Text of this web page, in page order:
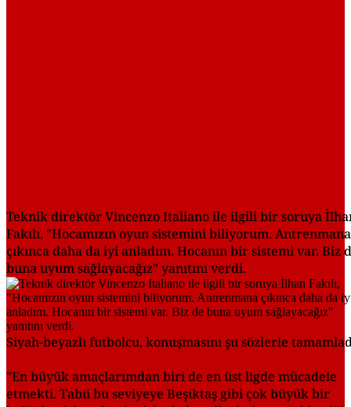
Teknik direktör Vincenzo Italiano ile ilgili bir soruya
Fakılı, "Hocamızın oyun sistemini biliyorum. Antrenmana
çıkınca daha da iyi anladım. Hocanın bir sistemi var. Biz
buna uyum sağlayacağız" yanıtını verdi.
Siyah-beyazlı futbolcu, konuşmasını şu sözlerle
"En büyük amaçlarımdan biri de en üst ligde mücadele
etmekti. Tabii bu seviyeye Beşiktaş gibi çok büyük bir